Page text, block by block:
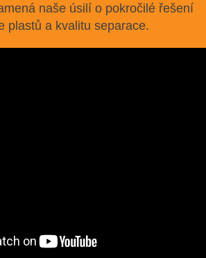
naše úsilí o pokročilé řešení
plastů a kvalitu separace.